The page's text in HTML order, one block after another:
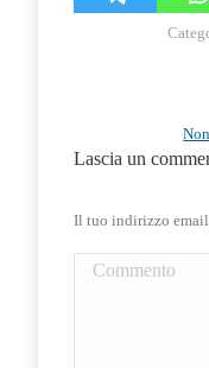
Lascia un
Il tuo indirizzo
Commento